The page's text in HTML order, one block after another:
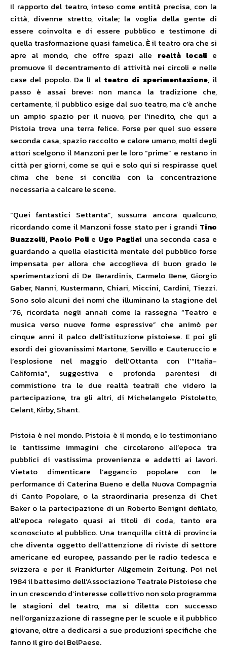
Il rapporto del teatro, inteso come entità precisa, con la
città, divenne stretto, vitale; la voglia della gente di
essere coinvolta e di essere pubblico e testimone di
quella trasformazione quasi famelica. È il teatro ora che si
apre al mondo, che offre spazi alle realtà locali e
promuove il decentramento di attività nei circoli e nelle
case del popolo. Da lì al teatro di sperimentazione, il
passo è assai breve: non manca la tradizione che,
certamente, il pubblico esige dal suo teatro, ma c’è anche
un ampio spazio per il nuovo, per l’inedito, che qui a
Pistoia trova una terra felice. Forse per quel suo essere
seconda casa, spazio raccolto e calore umano, molti degli
attori scelgono il Manzoni per le loro “prime” e restano in
città per giorni, come se qui e solo qui si respirasse quel
clima che bene si concilia con la concentrazione
necessaria a calcare le scene.
“Quei fantastici Settanta”, sussurra ancora qualcuno,
ricordando come il Manzoni fosse stato per i grandi Tino
Buazzelli, Paolo Poli e Ugo Pagliai una seconda casa e
guardando a quella elasticità mentale del pubblico forse
impensata per allora che accoglieva di buon grado le
sperimentazioni di De Berardinis, Carmelo Bene, Giorgio
Gaber, Nanni, Kustermann, Chiari, Miccini, Cardini, Tiezzi.
Sono solo alcuni dei nomi che illuminano la stagione del
’76, ricordata negli annali come la rassegna “Teatro e
musica verso nuove forme espressive” che animò per
cinque anni il palco dell’istituzione pistoiese. E poi gli
esordi dei giovanissimi Martone, Servillo e Cauteruccio e
l’esplosione nel maggio dell’Ottanta con l’“Italia-
California”, suggestiva e profonda parentesi di
commistione tra le due realtà teatrali che videro la
partecipazione, tra gli altri, di Michelangelo Pistoletto,
Celant, Kirby, Shant.
Pistoia è nel mondo. Pistoia è il mondo, e lo testimoniano
le tantissime immagini che circolarono all’epoca tra
pubblici di vastissima provenienza e addetti ai lavori.
Vietato dimenticare l’aggancio popolare con le
performance di Caterina Bueno e della Nuova Compagnia
di Canto Popolare, o la straordinaria presenza di Chet
Baker o la partecipazione di un Roberto Benigni defilato,
all’epoca relegato quasi ai titoli di coda, tanto era
sconosciuto al pubblico. Una tranquilla città di provincia
che diventa oggetto dell’attenzione di riviste di settore
americane ed europee, passando per le radio tedesca e
svizzera e per il Frankfurter Allgemein Zeitung. Poi nel
1984 il battesimo dell’Associazione Teatrale Pistoiese che
in un crescendo d’interesse collettivo non solo programma
le stagioni del teatro, ma si diletta con successo
nell’organizzazione di rassegne per le scuole e il pubblico
giovane, oltre a dedicarsi a sue produzioni specifiche che
fanno il giro del BelPaese.